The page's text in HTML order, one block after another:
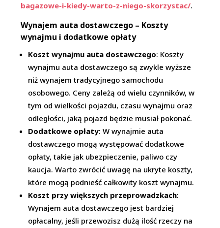
bagazowe-i-kiedy-warto-z-niego-skorzystac/.
Wynajem auta dostawczego – Koszty
wynajmu i dodatkowe opłaty
Koszt wynajmu auta dostawczego: Koszty
wynajmu auta dostawczego są zwykle wyższe
niż wynajem tradycyjnego samochodu
osobowego. Ceny zależą od wielu czynników, w
tym od wielkości pojazdu, czasu wynajmu oraz
odległości, jaką pojazd będzie musiał pokonać.
Dodatkowe opłaty: W wynajmie auta
dostawczego mogą występować dodatkowe
opłaty, takie jak ubezpieczenie, paliwo czy
kaucja. Warto zwrócić uwagę na ukryte koszty,
które mogą podnieść całkowity koszt wynajmu.
Koszt przy większych przeprowadzkach:
Wynajem auta dostawczego jest bardziej
opłacalny, jeśli przewozisz dużą ilość rzeczy na